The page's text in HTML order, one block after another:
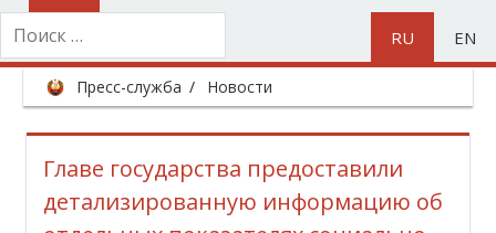
RU EN
Пресс-служба Новости
Главе государства предоставили
детализированную информацию об